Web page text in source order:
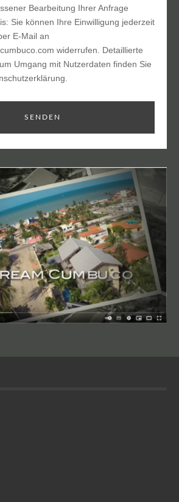
Bearbeitung Ihrer Anfrage
Sie können Ihre Einwilligung jederzeit
E-Mail an
widerrufen. Detaillierte
Umgang mit Nutzerdaten finden Sie